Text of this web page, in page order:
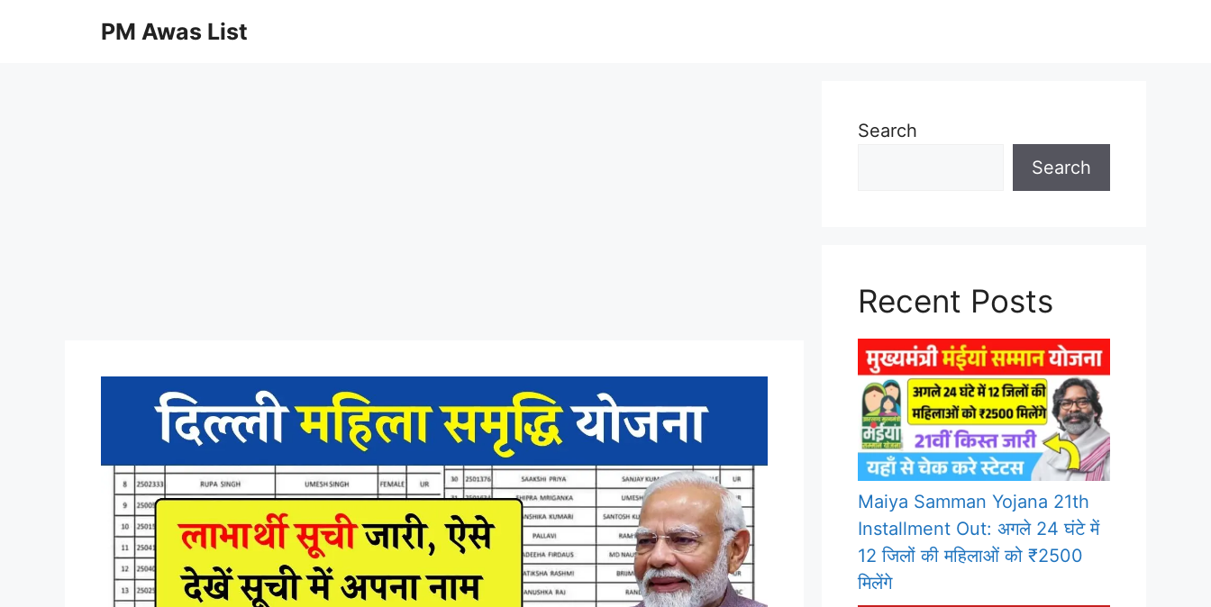
PM Awas List
Search
Search
Recent Posts
Maiya Samman Yojana 21th
Installment Out: अगले 24 घंटे में
12 जिलों की महिलाओं को ₹2500
मिलेंगे